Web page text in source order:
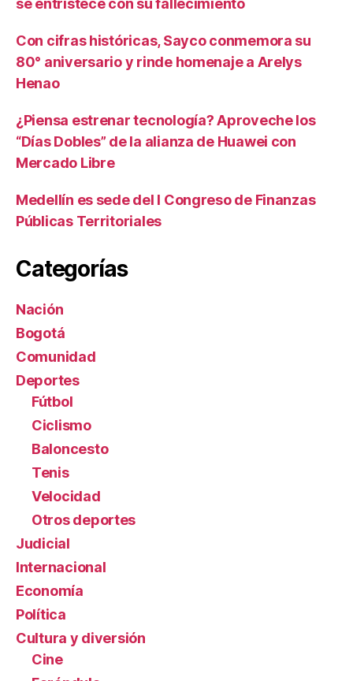
se entristece con su fallecimiento
Con cifras históricas, Sayco conmemora su
80° aniversario y rinde homenaje a Arelys
Henao
¿Piensa estrenar tecnología? Aproveche los
“Días Dobles” de la alianza de Huawei con
Mercado Libre
Medellín es sede del I Congreso de Finanzas
Públicas Territoriales
Categorías
Nación
Bogotá
Comunidad
Deportes
Fútbol
Ciclismo
Baloncesto
Tenis
Velocidad
Otros deportes
Judicial
Internacional
Economía
Política
Cultura y diversión
Cine